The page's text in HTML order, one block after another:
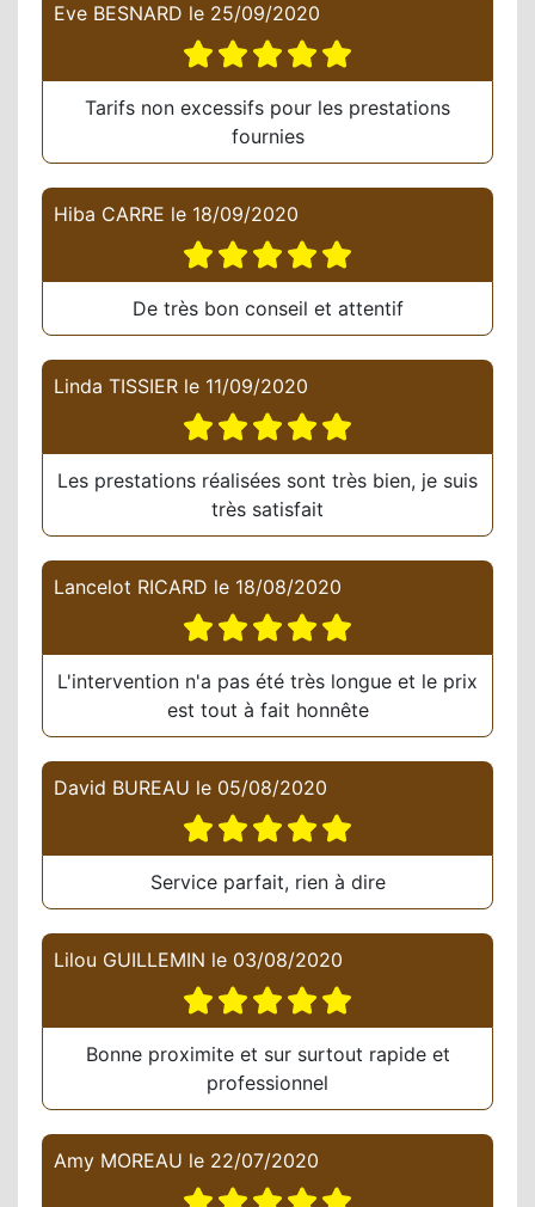
Eve BESNARD le 25/09/2020
Tarifs non excessifs pour les prestations
fournies
Hiba CARRE le 18/09/2020
De très bon conseil et attentif
Linda TISSIER le 11/09/2020
Les prestations réalisées sont très bien, je suis
très satisfait
Lancelot RICARD le 18/08/2020
L'intervention n'a pas été très longue et le prix
est tout à fait honnête
David BUREAU le 05/08/2020
Service parfait, rien à dire
Lilou GUILLEMIN le 03/08/2020
Bonne proximite et sur surtout rapide et
professionnel
Amy MOREAU le 22/07/2020